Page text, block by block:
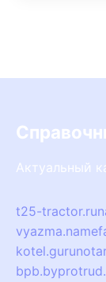
Актуальный
t25-tractor.ru
vyazma.name
kotel.guru
bpb.by